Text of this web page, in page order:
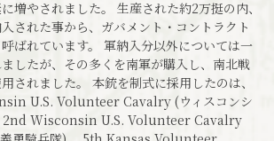
増やされました。 生産された約2万挺の内、
された事から、ガバメント・コントラクト
ばれています。 軍納入分以外については一
したが、その多くを南軍が購入し、南北戦
されました。 本銃を制式に採用したのは、
U.S. Volunteer Cavalry (ウィスコンシ
2nd Wisconsin U.S. Volunteer Cavalry